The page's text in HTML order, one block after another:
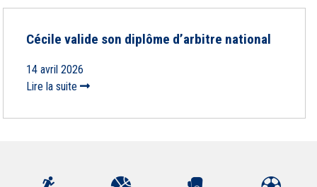
Cécile valide son diplôme d’arbitre national
14 avril 2026
Lire la suite